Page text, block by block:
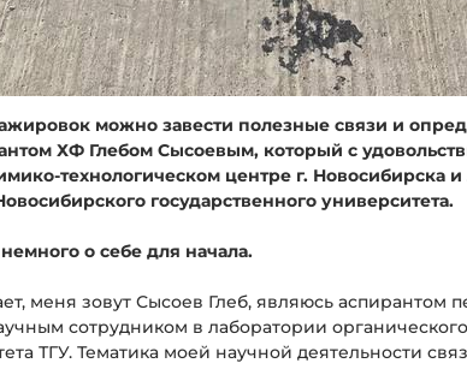
можно завести полезные связи и
ХФ Глебом Сысоевым, который с
технологическом центре г. Новосибирска
государственного университета.
о себе для начала.
меня зовут Сысоев Глеб, являюсь
сотрудником в лаборатории
ТГУ. Тематика моей научной деятельности